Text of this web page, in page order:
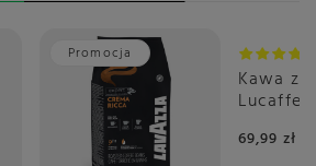
Promocja
Kawa
Lucaffe
69,99 zł